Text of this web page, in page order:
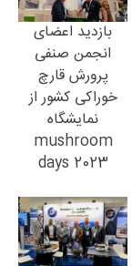
بازدید اعضای
انجمن صنفی
پرورش قارچ
خوراکی کشور از
نمایشگاه
mushroom
days 2023